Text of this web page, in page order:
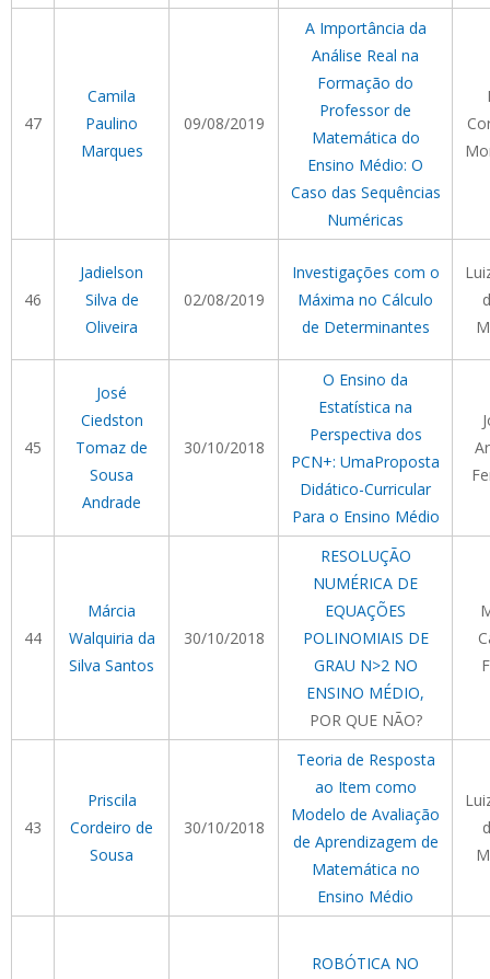
47
Camila
Paulino
Marques
09/08/2019
A Importância da
Análise Real na
Formação do
Professor de
Matemática do
Ensino Médio: O
Caso das Sequências
Numéricas
46
Jadielson
Silva de
Oliveira
02/08/2019
Investigações com o
Máxima no Cálculo
de Determinantes
45
José
Ciedston
Tomaz de
Sousa
Andrade
30/10/2018
O Ensino da
Estatística na
Perspectiva dos
PCN+: UmaProposta
Didático-Curricular
Para o Ensino Médio
44
Márcia
Walquiria da
Silva Santos
30/10/2018
RESOLUÇÃO
NUMÉRICA DE
EQUAÇÕES
POLINOMIAIS DE
GRAU N>2 NO
ENSINO MÉDIO,
POR QUE NÃO?
43
Priscila
Cordeiro de
Sousa
30/10/2018
Teoria de Resposta
ao Item como
Modelo de Avaliação
de Aprendizagem de
Matemática no
Ensino Médio
ROBÓTICA NO